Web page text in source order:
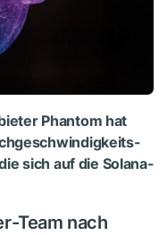
Phantom hat
sich auf die Solana-
Team nach